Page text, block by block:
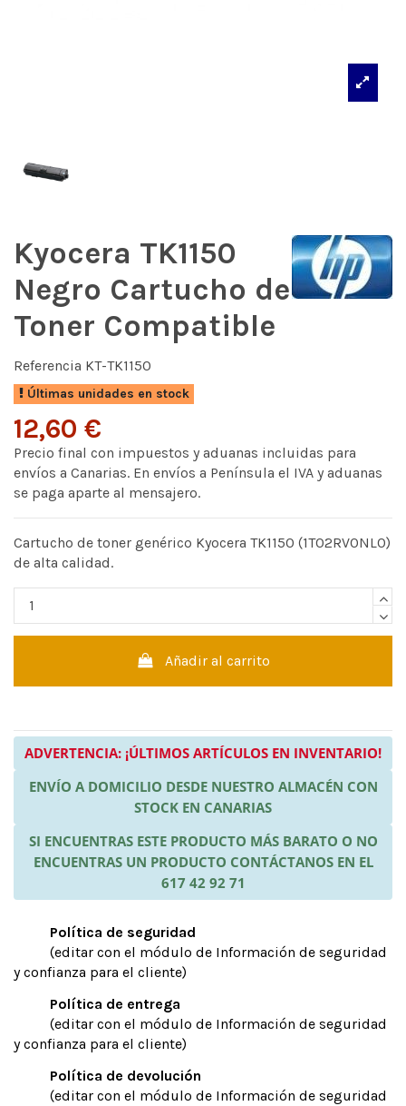
Kyocera TK1150
Negro Cartucho de
Toner Compatible
Referencia KT-TK1150
Últimas unidades en stock
12,60 €
Precio final con impuestos y aduanas incluidas para
envíos a Canarias. En envíos a Península el IVA y aduanas
se paga aparte al mensajero.
Cartucho de toner genérico Kyocera TK1150 (1T02RV0NL0)
de alta calidad.
Añadir al carrito
ADVERTENCIA: ¡ÚLTIMOS ARTÍCULOS EN INVENTARIO!
ENVÍO A DOMICILIO DESDE NUESTRO ALMACÉN CON
STOCK EN CANARIAS
SI ENCUENTRAS ESTE PRODUCTO MÁS BARATO O NO
ENCUENTRAS UN PRODUCTO CONTÁCTANOS EN EL
617 42 92 71
Política de seguridad
(editar con el módulo de Información de seguridad
y confianza para el cliente)
Política de entrega
(editar con el módulo de Información de seguridad
y confianza para el cliente)
Política de devolución
(editar con el módulo de Información de seguridad